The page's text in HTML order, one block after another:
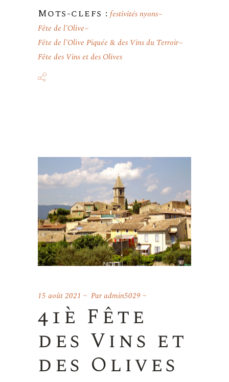
Mots-clefs : festivités nyons
Fête de l'Olive
Fête de l'Olive Piquée & des Vins du Terroir
Fête des Vins et des Olives
15 août 2021 Paradmin5029
41è Fête
des Vins et
des Olives